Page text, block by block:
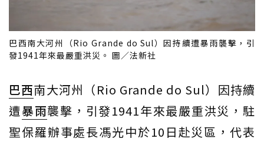
巴西南大河州（Rio Grande do Sul）因持續遭暴雨襲擊，引
發1941年來最嚴重洪災。 圖／法新社
巴西南大河州（Rio Grande do Sul）因持續
遭暴雨襲擊，引發1941年來最嚴重洪災，駐
聖保羅辦事處長馮光中於10日赴災區，代表